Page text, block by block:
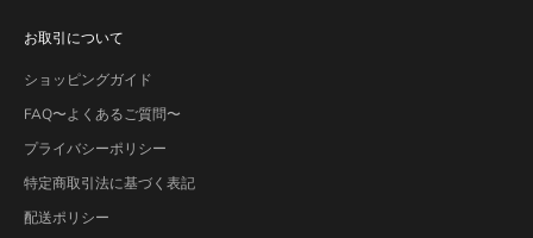
お取引について
ショッピングガイド
FAQ〜よくあるご質問〜
プライバシーポリシー
特定商取引法に基づく表記
配送ポリシー